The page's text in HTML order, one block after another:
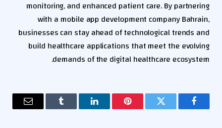
monitoring, and enhanced patient care. By partnering
with a mobile app development company Bahrain,
businesses can stay ahead of technological trends and
build healthcare applications that meet the evolving
demands of the digital healthcare ecosystem.
فيسبوك تويتر بينتيريستلينكدإن Tumblr
البريد